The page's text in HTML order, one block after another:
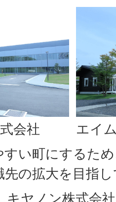
会社
エイ
い町にするた
先の拡大を目指
キヤノン株式会